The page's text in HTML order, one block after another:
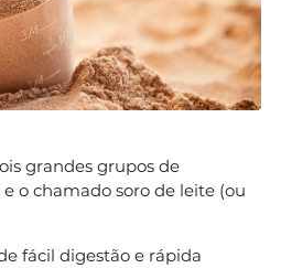
grandes grupos de
o chamado soro de leite (ou
fácil digestão e rápida